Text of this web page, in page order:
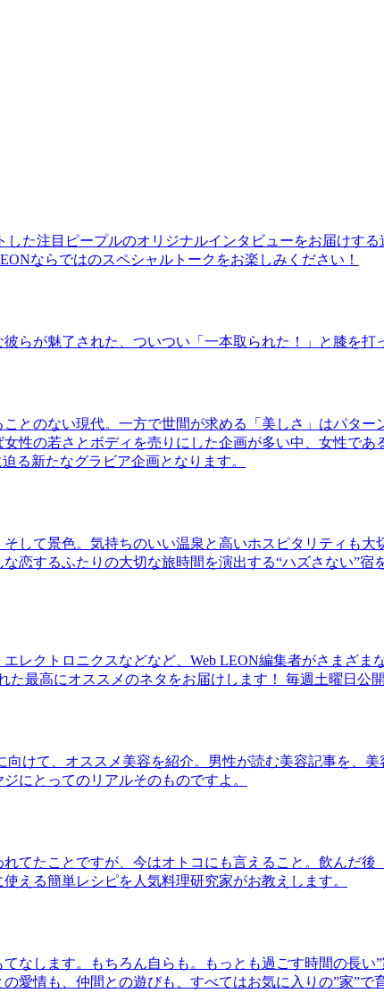
た注目ピープルのオリジナルインタビューをお届けす
ならではのスペシャルトークをお楽しみください！
らが魅了された、ついつい「一本取られた！」と膝を打
とのない現代。一方で世間が求める「美しさ」はパタ
性の若さとボディを売りにした企画が多い中、女性で
る新たなグラビア企画となります。
して景色。気持ちのいい温泉と高いホスピタリティも
恋するふたりの大切な旅時間を演出する“ハズさない”
レクトロニクスなどなど、Web LEON編集者がさまざ
最高にオススメのネタをお届けします！ 毎週土曜日公開
けて、オススメ美容を紹介。男性が読む美容記事を、
にとってのリアルそのものですよ。
てたことですが、今はオトコにも言えること。飲んだ
える簡単レシピを人気料理研究家がお教えします。
なします。もちろん自らも。もっとも過ごす時間の長
愛情も、仲間との遊びも、すべてはお気に入りの”家”で